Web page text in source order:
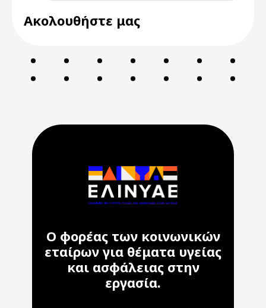
Ακολουθήστε μας
Ο φορέας των κοινωνικών
εταίρων για θέματα υγείας
και ασφάλειας στην
εργασία.